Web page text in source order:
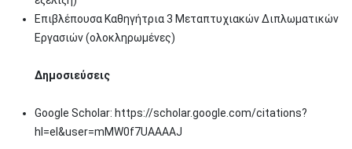
Επιβλέπουσα Καθηγήτρια 3 Μεταπτυχιακών Διπλωματικών
Εργασιών (ολοκληρωμένες)
Δημοσιεύσεις
Google Scholar: https://scholar.google.com/citations?
hl=el&user=mMW0f7UAAAAJ